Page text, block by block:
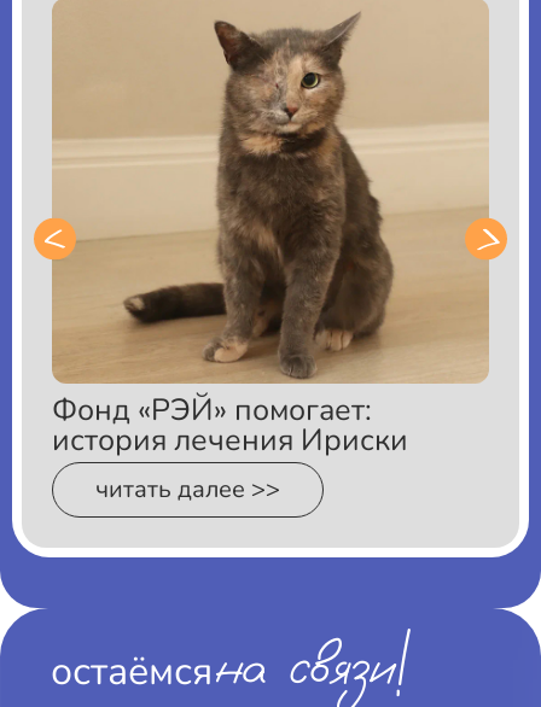
Фонд «РЭЙ» помогает:
история лечения Ириски
читать далее >>
остаёмсяна связи!